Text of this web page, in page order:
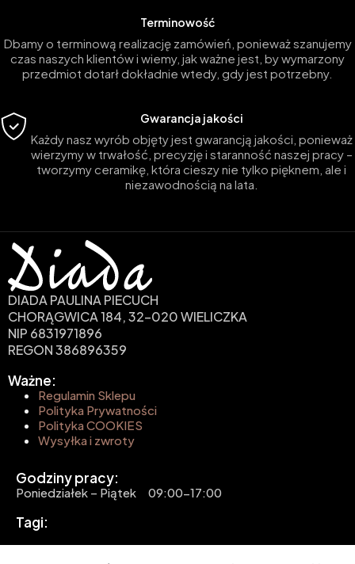
Terminowość
Dbamy o terminową realizację zamówień, ponieważ szanujemy
czas naszych klientów i wiemy, jak ważne jest, by wymarzony
przedmiot dotarł dokładnie wtedy, gdy jest potrzebny.
Gwarancja jakości
Każdy nasz wyrób objęty jest gwarancją jakości, ponieważ
wierzymy w trwałość, precyzję i staranność naszej pracy –
tworzymy ceramikę, która cieszy nie tylko pięknem, ale i
niezawodnością na lata.
DIADA PAULINA PIECUCH
CHORĄGWICA 184, 32-020 WIELICZKA
NIP 6831971896
REGON 386896359
Ważne:
Regulamin Sklepu
Polityka Prywatności
Polityka COOKIES
Wysyłka i zwroty
Godziny pracy:
Poniedziałek – Piątek 09:00-17:00
Tagi: